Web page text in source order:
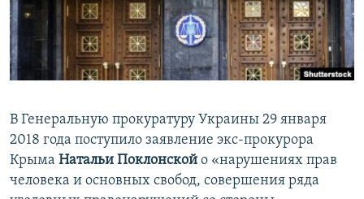
ПОБЕДИТЕЛЕЙ НЕ СУДЯТ?
КРЫМ.НЕПОКОРЕННЫЙ
ELIFBE
ПРИСОЕДИНЯЙТЕСЬ!
Все сайты RFE/RL
В Генеральную прокуратуру Украины 29 января
2018 года поступило заявление экс-прокурора
Крыма Натальи Поклонской о «нарушениях прав
человека и основных свобод, совершения ряда